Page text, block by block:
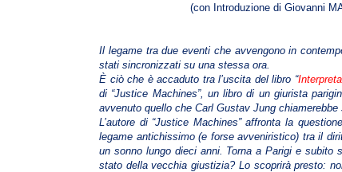
(con Introduzione di Giovanni
Il legame tra due eventi che avvengono in
stati sincronizzati su una stessa ora.
È ciò che è accaduto tra l’uscita del libro “
di “Justice Machines”, un libro di un giurista
avvenuto quello che Carl Gustav Jung chiamerebbe
L’autore di “Justice Machines” affronta la
legame antichissimo (e forse avveniristico) tra il
un sonno lungo dieci anni. Torna a Parigi e
stato della vecchia giustizia? Lo scoprirà presto: